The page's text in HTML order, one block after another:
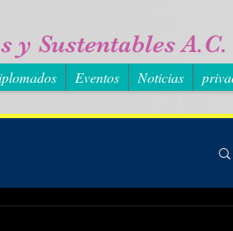
y Sustentables A.C.
Eventos Noticias